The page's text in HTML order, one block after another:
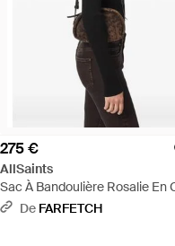
275 €
AllSaints
Sac À Bandoulière Rosalie En
À Motif Léopard - Noir
De FARFETCH